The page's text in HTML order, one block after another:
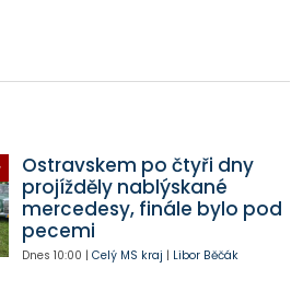
Ostravskem po čtyři dny
projížděly nablýskané
mercedesy, finále bylo pod
pecemi
Dnes 10:00 | Celý MS kraj | Libor Běčák